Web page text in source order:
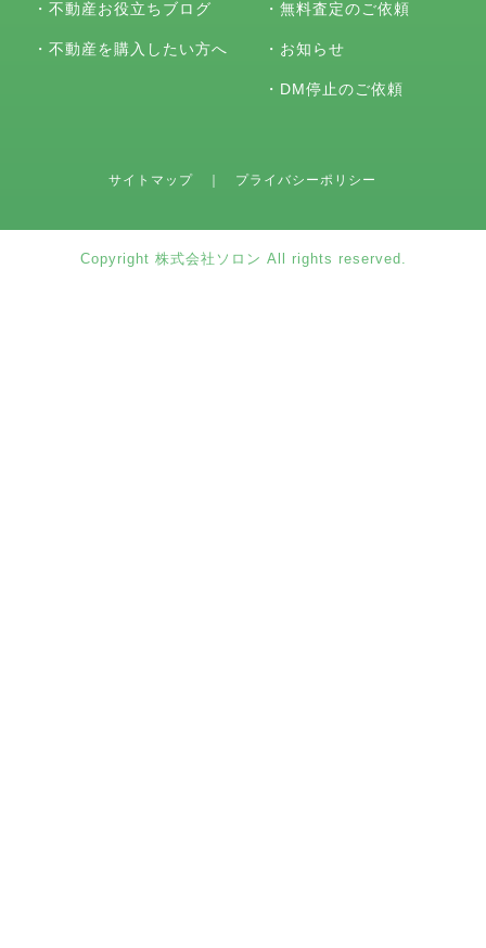
・不動産お役立ちブログ
・不動産を購入したい方へ
・無料査定のご依頼
・ お知らせ
・ DM停止のご依頼
サイトマップ ｜ プライバシーポリシー
Copyright 株式会社ソロン All rights reserved.